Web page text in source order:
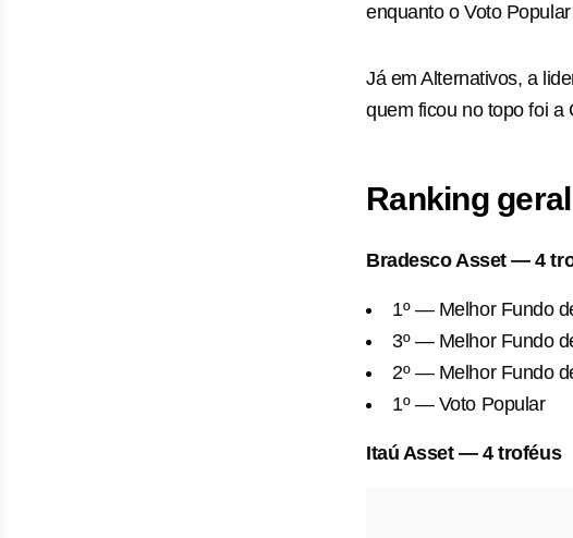
enquanto o Voto
Já em Alternativos, a
quem ficou no topo foi a
Ranking
Bradesco Asset — 4
1º — Melhor Fundo
3º — Melhor Fundo
2º — Melhor Fundo
1º — Voto Popular
Itaú Asset — 4 troféus